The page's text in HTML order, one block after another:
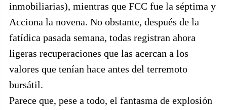
inmobiliarias), mientras que FCC fue la séptima y
Acciona la novena. No obstante, después de la
fatídica pasada semana, todas registran ahora
ligeras recuperaciones que las acercan a los
valores que tenían hace antes del terremoto
bursátil.
Parece que, pese a todo, el fantasma de explosión